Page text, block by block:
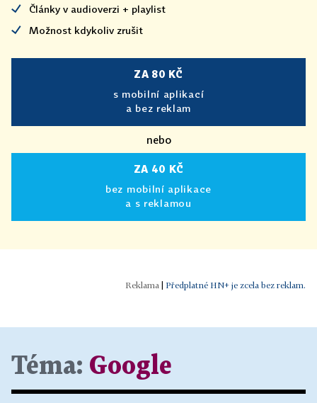
Články v audioverzi + playlist
Možnost kdykoliv zrušit
ZA 80 KČ
s mobilní aplikací
a bez reklam
nebo
ZA 40 KČ
bez mobilní aplikace
a s reklamou
Předplatné HN+ je zcela bez reklam.
Téma: Google